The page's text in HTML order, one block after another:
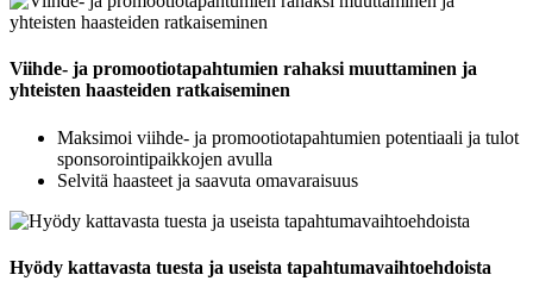
Viihde- ja promootiotapahtumien rahaksi muuttaminen ja
yhteisten haasteiden ratkaiseminen
Maksimoi viihde- ja promootiotapahtumien potentiaali ja tulot
sponsorointipaikkojen avulla
Selvitä haasteet ja saavuta omavaraisuus
Hyödy kattavasta tuesta ja useista tapahtumavaihtoehdoista